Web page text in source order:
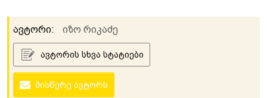
ავტორი: იზო რიკაძე
ავტორის სხვა სტატიები
მისწერე ავტორს